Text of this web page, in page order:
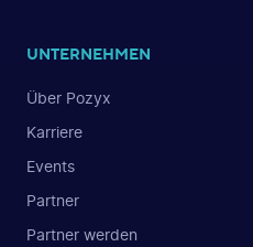
UNTERNEHMEN
Über Pozyx
Karriere
Events
Partner
Partner werden